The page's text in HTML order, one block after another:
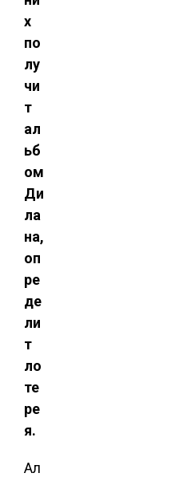
х
по
лу
чи
т
ал
ьб
ом
Ди
ла
на,
оп
ре
де
ли
т
ло
те
ре
я.
Ал